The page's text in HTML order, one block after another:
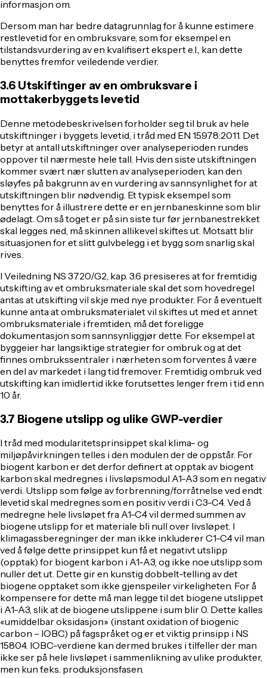
informasjon om.
Dersom man har bedre datagrunnlag for å kunne estimere
restlevetid for en ombruksvare, som for eksempel en
tilstandsvurdering av en kvalifisert ekspert e.l., kan dette
benyttes fremfor veiledende verdier.
3.6 Utskiftinger av en ombruksvare i
mottakerbyggets levetid
Denne metodebeskrivelsen forholder seg til bruk av hele
utskiftninger i byggets levetid, i tråd med EN 15978:2011. Det
betyr at antall utskiftninger over analyseperioden rundes
oppover til nærmeste hele tall. Hvis den siste utskiftningen
kommer svært nær slutten av analyseperioden, kan den
sløyfes på bakgrunn av en vurdering av sannsynlighet for at
utskiftningen blir nødvendig. Et typisk eksempel som
benyttes for å illustrere dette er en jernbaneskinne som blir
ødelagt. Om så toget er på sin siste tur før jernbanestrekket
skal legges ned, må skinnen allikevel skiftes ut. Motsatt blir
situasjonen for et slitt gulvbelegg i et bygg som snarlig skal
rives.
I Veiledning NS 3720/G2, kap. 3.6 presiseres at for fremtidig
utskifting av et ombruksmateriale skal det som hovedregel
antas at utskifting vil skje med nye produkter. For å eventuelt
kunne anta at ombruksmaterialet vil skiftes ut med et annet
ombruksmateriale i fremtiden, må det foreligge
dokumentasjon som sannsynliggjør dette. For eksempel at
byggeier har langsiktige strategier for ombruk og at det
finnes ombrukssentraler i nærheten som forventes å være
en del av markedet i lang tid fremover. Fremtidig ombruk ved
utskifting kan imidlertid ikke forutsettes lenger frem i tid enn
10 år.
3.7 Biogene utslipp og ulike GWP-verdier
I tråd med modularitetsprinsippet skal klima- og
miljøpåvirkningen telles i den modulen der de oppstår. For
biogent karbon er det derfor definert at opptak av biogent
karbon skal medregnes i livsløpsmodul A1-A3 som en negativ
verdi. Utslipp som følge av forbrenning/forråtnelse ved endt
levetid skal medregnes som en positiv verdi i C3-C4. Ved å
medregne hele livsløpet fra A1-C4 vil dermed summen av
biogene utslipp for et materiale bli null over livsløpet. I
klimagassberegninger der man ikke inkluderer C1-C4 vil man
ved å følge dette prinsippet kun få et negativt utslipp
(opptak) for biogent karbon i A1-A3, og ikke noe utslipp som
nuller det ut. Dette gir en kunstig dobbelt-telling av det
biogene opptaket som ikke gjenspeiler virkeligheten. For å
kompensere for dette må man legge til det biogene utslippet
i A1-A3, slik at de biogene utslippene i sum blir 0. Dette kalles
«umiddelbar oksidasjon» (instant oxidation of biogenic
carbon – IOBC) på fagspråket og er et viktig prinsipp i NS
15804. IOBC-verdiene kan dermed brukes i tilfeller der man
ikke ser på hele livsløpet i sammenlikning av ulike produkter,
men kun f.eks. produksjonsfasen.